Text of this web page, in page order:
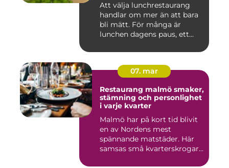
Att välja lunchrestaurang
handlar om mer än att bara
bli mätt. För många är
lunchen dagens paus, ett...
07. mar
Restaurang malmö smaker,
stämning och personlighet
i varje kvarter
Malmö har på kort tid blivit
en av Nordens mest
spännande matstäder. Här
samsas små kvarterskrogar